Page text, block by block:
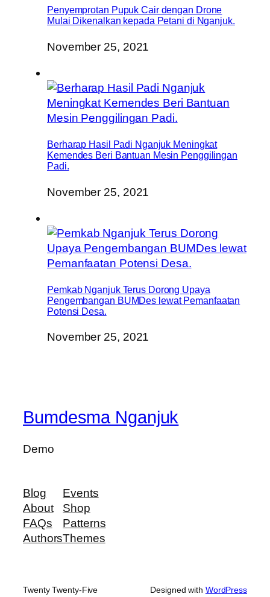
Penyemprotan Pupuk Cair dengan Drone
Mulai Dikenalkan kepada Petani di Nganjuk.
November 25, 2021
Berharap Hasil Padi Nganjuk Meningkat
Kemendes Beri Bantuan Mesin Penggilingan
Padi.
November 25, 2021
Pemkab Nganjuk Terus Dorong Upaya
Pengembangan BUMDes lewat Pemanfaatan
Potensi Desa.
November 25, 2021
Bumdesma Nganjuk
Demo
Blog
About
FAQs
Authors
Events
Shop
Patterns
Themes
Twenty Twenty-Five Designed with WordPress